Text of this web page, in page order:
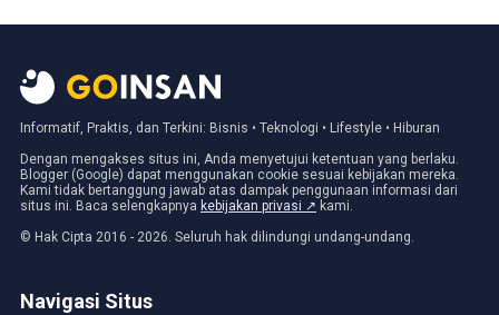
Informatif, Praktis, dan Terkini: Bisnis • Teknologi • Lifestyle • Hiburan
Dengan mengakses situs ini, Anda menyetujui ketentuan yang berlaku.
Blogger (Google) dapat menggunakan cookie sesuai kebijakan mereka.
Kami tidak bertanggung jawab atas dampak penggunaan informasi dari
situs ini. Baca selengkapnya kebijakan privasi ↗ kami.
© Hak Cipta 2016 - 2026. Seluruh hak dilindungi undang-undang.
Navigasi Situs